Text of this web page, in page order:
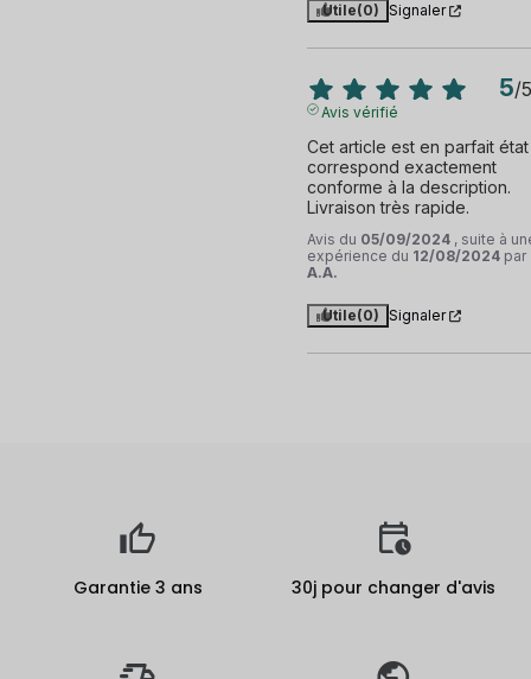
Utile(0) Signaler
5/5
Avis vérifié
Cet article est en parfait
correspond exactement
conforme à la description.
Livraison très rapide.
Avis du 05/09/2024 , suite à
expérience du 12/08/2024 par
A.A.
Utile(0) Signaler
Garantie 3 ans 30j pour changer d'avis